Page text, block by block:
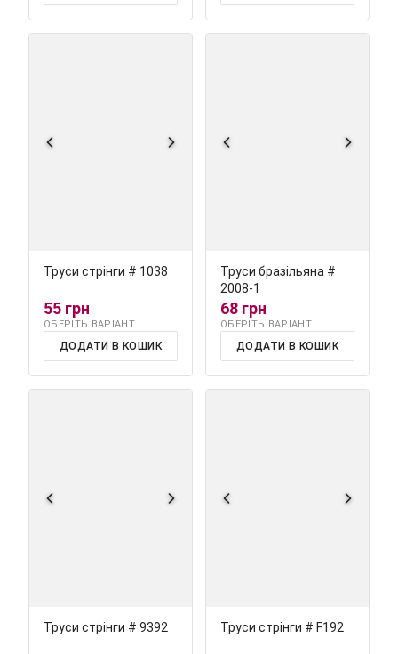
Труси стрінги # 1038
55 грн
ОБЕРІТЬ ВАРІАНТ
ДОДАТИ В КОШИК
Труси бразільяна #
2008-1
68 грн
ОБЕРІТЬ ВАРІАНТ
ДОДАТИ В КОШИК
Труси стрінги # 9392 Труси стрінги # F192